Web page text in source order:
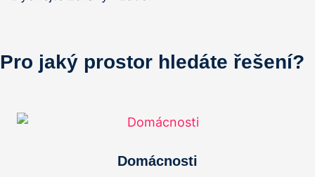
Pro jaký prostor hledáte řešení?
Domácnosti